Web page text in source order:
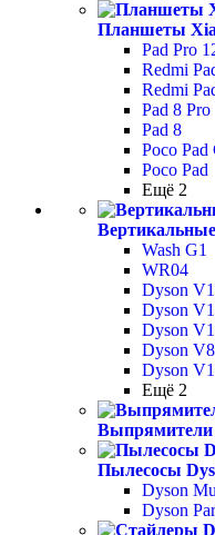
Планшеты
Pad Pro
Redmi
Redmi
Pad 8 Pro
Pad 8
Poco Pad
Poco Pad
Ещё 2
Wash G1
WR04
Dyson
Dyson
Dyson
Dyson V8
Dyson
Ещё 2
Выпрямители
Пылесосы
Dyson
Dyson